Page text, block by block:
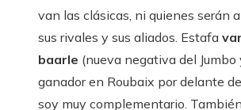
van las clásicas, ni quienes serán
sus rivales y sus aliados. Estafa
baarle (nueva negativa del Jumbo
ganador en Roubaix por delante
soy muy complementario. También